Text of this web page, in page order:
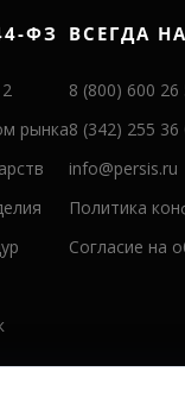
ФЗ
рынка
ВСЕГДА
8 (800) 600 26
8 (342) 255 36
info@persis.ru
Политика
Согласие на